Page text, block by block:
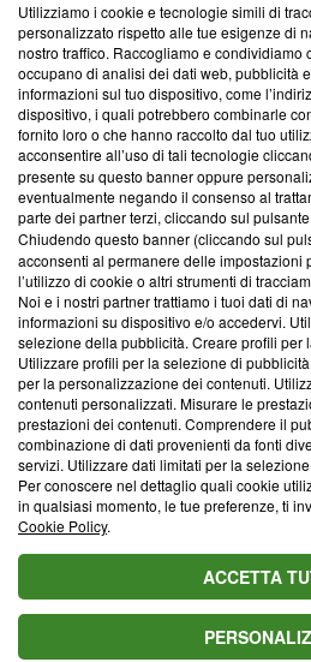
Questa sezione offre informazioni
News, sui nostri processi editoriali
creare news di qualità. Inoltre,
‘Trust Project - News with Integrity’
ancora membro del programma,
parte; Trust Project non ha ancora
conformità agli standard.
Su di noi
Team editoriale
Corporate
Redazione
Informativa Privacy
Cookie Policy
Blasting SA, IDI CHE-247.845.224,
Lugano (Svizzera) Tel:+39
© 2026 Blasting News
Utilizziamo i cookie e tecnologie simili di
personalizzato rispetto alle tue esigenze di
nostro traffico. Raccogliamo e condividiamo
occupano di analisi dei dati web, pubblicità
informazioni sul tuo dispositivo, come
dispositivo, i quali potrebbero combinarle
fornito loro o che hanno raccolto dal tuo
acconsentire all’uso di tali tecnologie
presente su questo banner oppure
eventualmente negando il consenso al
parte dei partner terzi, cliccando sul pulsante
Chiudendo questo banner (cliccando sul
acconsenti al permanere delle impostazioni
l’utilizzo di cookie o altri strumenti di
Noi e i nostri partner trattiamo i tuoi dati di
informazioni su dispositivo e/o accedervi.
selezione della pubblicità. Creare profili per
Utilizzare profili per la selezione di
per la personalizzazione dei contenuti.
contenuti personalizzati. Misurare le
prestazioni dei contenuti. Comprendere il
combinazione di dati provenienti da fonti
servizi. Utilizzare dati limitati per la
Per conoscere nel dettaglio quali cookie
in qualsiasi momento, le tue preferenze, ti
Cookie Policy.
ACCETTA